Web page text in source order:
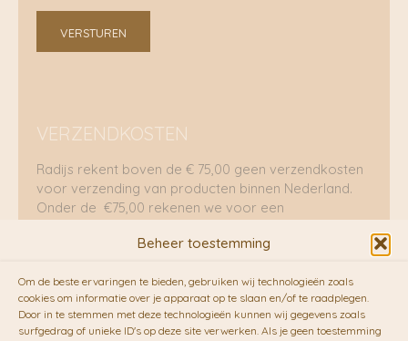
Beheer toestemming
Om de beste ervaringen te bieden, gebruiken wij technologieën zoals
cookies om informatie over je apparaat op te slaan en/of te raadplegen.
Door in te stemmen met deze technologieën kunnen wij gegevens zoals
surfgedrag of unieke ID's op deze site verwerken. Als je geen toestemming
VERSTUREN
VERZENDKOSTEN
Radijs rekent boven de € 75,00 geen verzendkosten
voor verzending van producten binnen Nederland.
Onder de €75,00 rekenen we voor een
RADIJS werkt samen met de duurzame bezorgdienst
vanFietskoeriers.nl. Pakketten (mits voorradig) voor
10.00 uur besteld op een doordeweekse dag,